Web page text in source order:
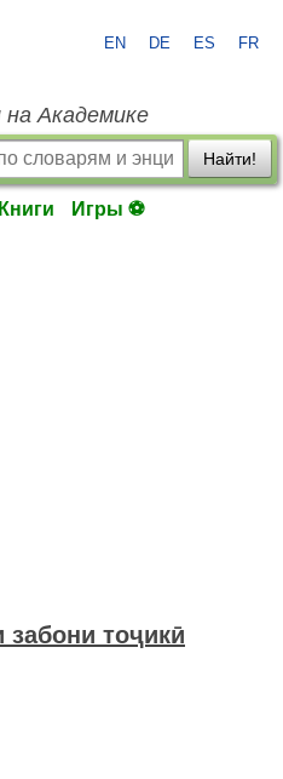
EN DE ES FR
на Академике
Найти!
Книги Игры ⚽
тоҷикӣ